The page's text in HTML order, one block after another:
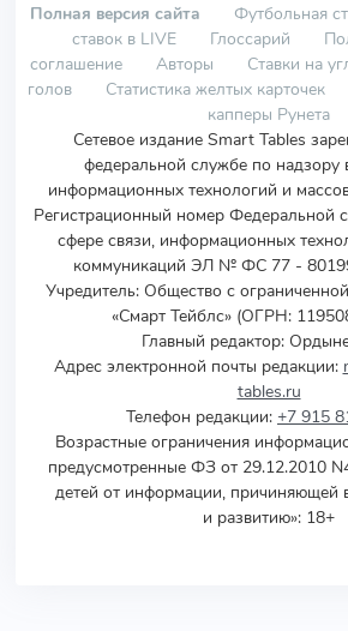
Полная версия сайта Футбольная
ставок в LIVE
Глоссарий
соглашение
Авторы Ставки на
голов
Статистика желтых карточек
капперы Рунета
Сетевое издание Smart Tables
федеральной службе по надзору
информационных технологий и
Регистрационный номер Федеральной
сфере связи, информационных
коммуникаций ЭЛ № ФС 77 -
Учредитель: Общество с
«Смарт Тейблс» (ОГРН:
Главный редактор:
Адрес электронной почты редакции:
tables.ru
Телефон редакции: +7 915
Возрастные ограничения
предусмотренные ФЗ от 29.12.2010
детей от информации, причиняющей
и развитию»: 18+